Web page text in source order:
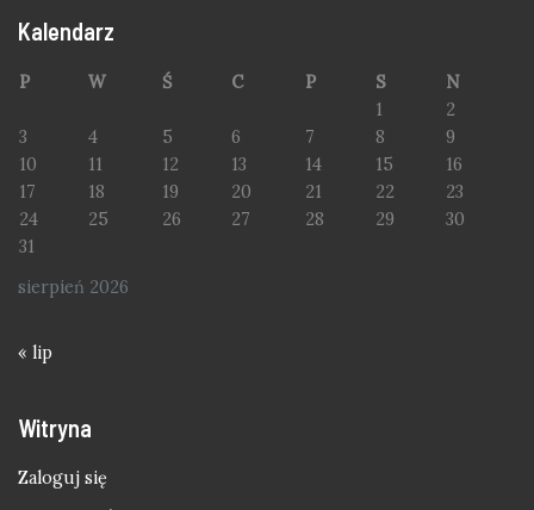
Kalendarz
sierpień 2026
P W Ś C P S
N
1
2
3
4 5 6 7 8
9
10
11 12 13 14 15
16
17
18 19 20 21 22
23
24
25 26 27 28 29
30
31
« lip
Witryna
Zaloguj się